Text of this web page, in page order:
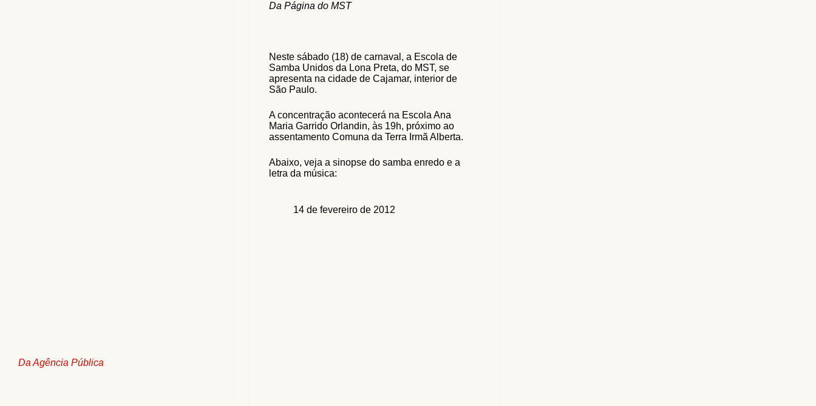
Da Agência Pública
Da Página do MST
Neste sábado (18) de carnaval, a Escola de
Samba Unidos da Lona Preta, do MST, se
apresenta na cidade de Cajamar, interior de
São Paulo.
A concentração acontecerá na Escola Ana
Maria Garrido Orlandin, às 19h, próximo ao
assentamento Comuna da Terra Irmã Alberta.
Abaixo, veja a sinopse do samba enredo e a
letra da música:
14 de fevereiro de 2012